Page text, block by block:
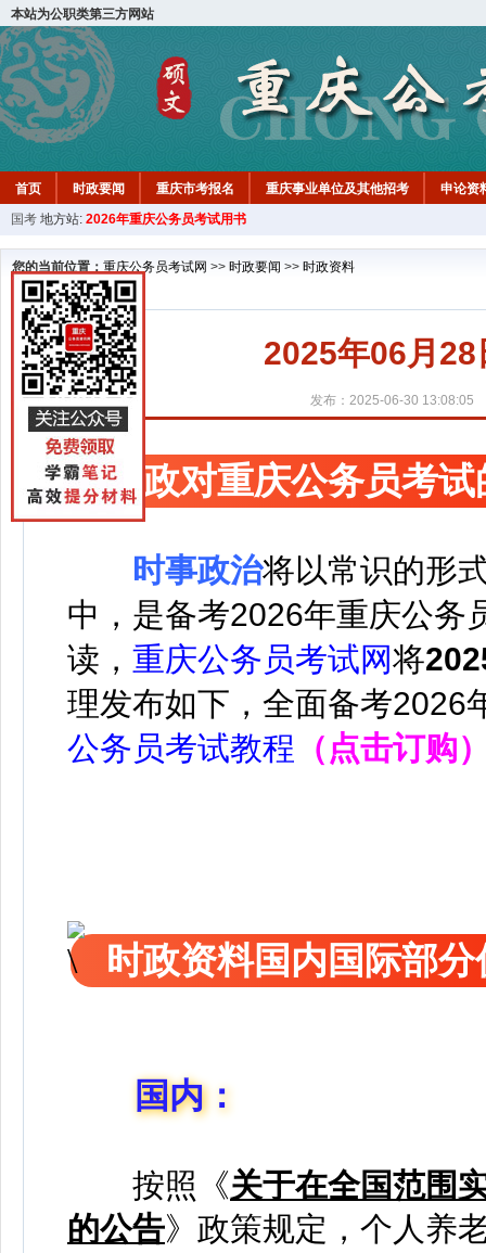
本站为公职类第三方网站
首页 时政要闻 重庆市考报名 重庆事业单位及其他招考
申论资
国考 地方站: 2026年重庆公务员考试用书
您的当前位置： 重庆公务员考试网 >> 时政要闻 >> 时政资料
2025年06月
发布：2025-06-30 13:08:05
时政对重庆公务员考试
时事政治将以常识的形
中，是备考2026年重庆公务
读， 重庆公务员考试网将
理发布如下， 全面备考2026
公务员考试教程 （点击订购
时政资料国内国际部分
国内：
按照《关于在全国范围
的公告》政策规定，个人养